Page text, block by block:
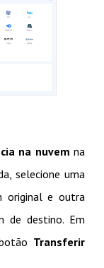
na nuvem na
selecione uma
original e outra
de destino. Em
Transferir